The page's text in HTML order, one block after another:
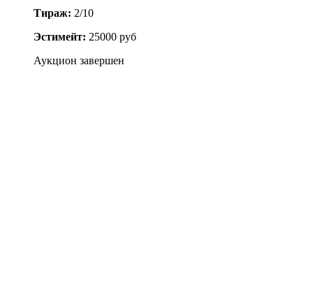
Тираж: 2/10
Эстимейт: 25000 руб
Аукцион завершен